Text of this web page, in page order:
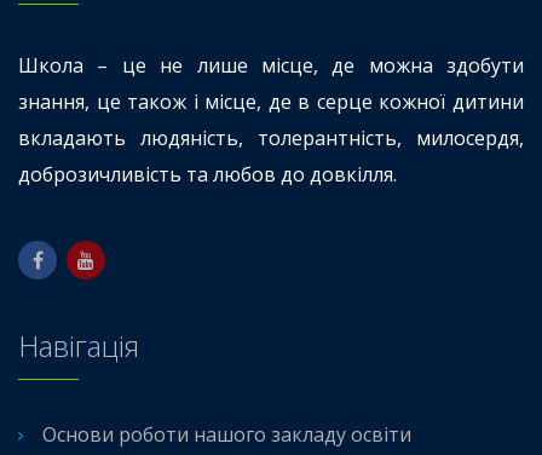
Школа – це не лише місце, де можна здобути
знання, це також і місце, де в серце кожної дитини
вкладають людяність, толерантність, милосердя,
доброзичливість та любов до довкілля.
Навігація
Основи роботи нашого закладу освіти